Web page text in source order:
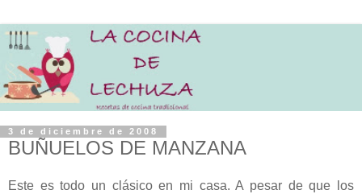
3 de diciembre de 2008
BUÑUELOS DE MANZANA
Este es todo un clásico en mi casa. A pesar de que los